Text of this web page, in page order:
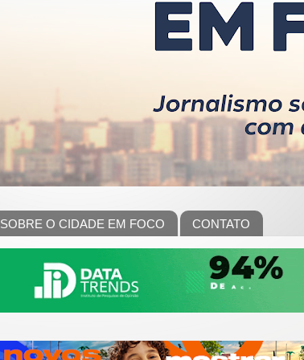
SOBRE O CIDADE EM FOCO CONTATO